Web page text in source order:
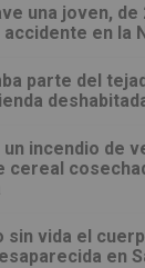
una joven, de
en la
parte del
un incendio de
cereal
sin vida el
en